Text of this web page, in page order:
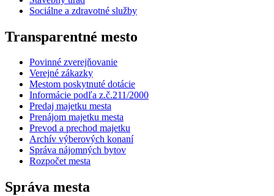
Sociálne a zdravotné služby
Transparentné mesto
Povinné zverejňovanie
Verejné zákazky
Mestom poskytnuté dotácie
Informácie podľa z.č.211/2000
Predaj majetku mesta
Prenájom majetku mesta
Prevod a prechod majetku
Archív výberových konaní
Správa nájomných bytov
Rozpočet mesta
Správa mesta